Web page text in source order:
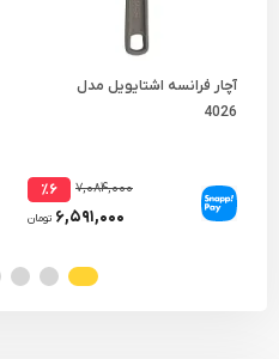
آچار فرانسه اشتایویل مدل
4026
۷,۰۸۴,۰۰۰ ٪۶
۶,۵۹۱,۰۰۰ تومان